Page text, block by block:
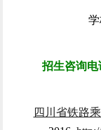
招生咨询
四川省铁路